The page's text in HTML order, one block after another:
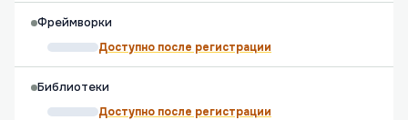
Фреймворки
Доступно после регистрации
Библиотеки
Доступно после регистрации